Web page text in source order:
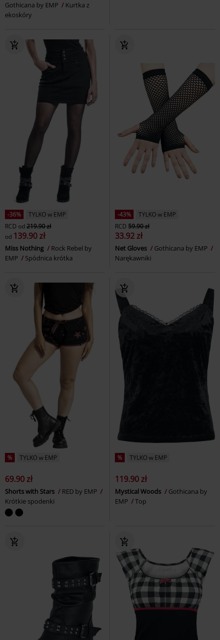
Gothicana by EMP
Kurtka z
ekoskóry
-36%
TYLKO w EMP
RCD od 219.90 zł
od 139.90 zł
Miss Nothing
Rock Rebel by
EMP
Spódnica krótka
-43%
TYLKO w EMP
RCD 59.90 zł
33.92 zł
Net Gloves
Gothicana by EMP
Narękawniki
% TYLKO w EMP
69.90 zł
Shorts with Stars
RED by EMP
Krótkie spodenki
% TYLKO w EMP
119.90 zł
Mystical Woods
Gothicana by
EMP
Top